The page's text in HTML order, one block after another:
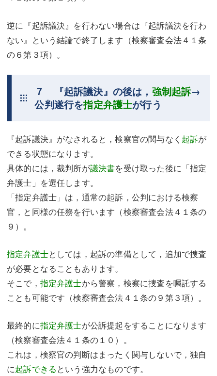
逆に『起訴議決』を行わない場合は『起訴議決を行わ
ない』という結論で終了します（検察審査会法４１条
の６第３項）。
７ 『起訴議決』の後は， 強制起訴→
公判遂行を指定弁護士が行う
『起訴議決』がなされると，検察官の関与なく 起訴が
できる状態になります。
具体的には，裁判所が議決書を受け取った後に「指定
弁護士」を選任します。
「指定弁護士」は，通常の起訴，公判における検察
官，と同様の任務を行います（検察審査会法４１条の
９）。
指定弁護士としては，起訴の準備として，追加で捜査
が必要となることもあります。
そこで， 指定弁護士から警察，検察に捜査を嘱託する
ことも可能です（検察審査会法４１条の９第３項）。
最終的に指定弁護士が公訴提起をすることになります
（検察審査会法４１条の１０）。
これは，検察官の判断はまったく関与しないで，独自
に起訴できる という強力なものです。